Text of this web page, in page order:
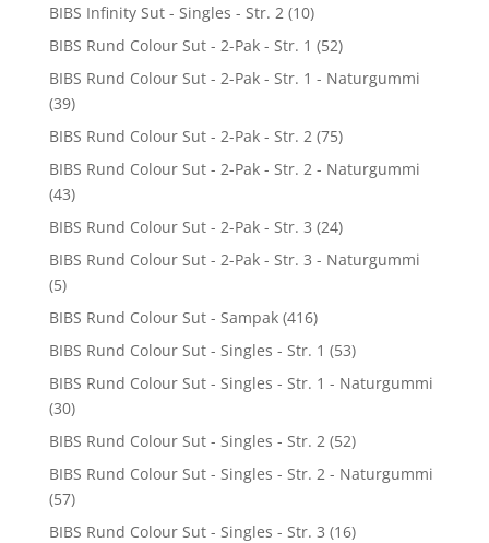
BIBS Infinity Sut - Singles - Str. 2 (10)
BIBS Rund Colour Sut - 2-Pak - Str. 1 (52)
BIBS Rund Colour Sut - 2-Pak - Str. 1 - Naturgummi
(39)
BIBS Rund Colour Sut - 2-Pak - Str. 2 (75)
BIBS Rund Colour Sut - 2-Pak - Str. 2 - Naturgummi
(43)
BIBS Rund Colour Sut - 2-Pak - Str. 3 (24)
BIBS Rund Colour Sut - 2-Pak - Str. 3 - Naturgummi
(5)
BIBS Rund Colour Sut - Sampak (416)
BIBS Rund Colour Sut - Singles - Str. 1 (53)
BIBS Rund Colour Sut - Singles - Str. 1 - Naturgummi
(30)
BIBS Rund Colour Sut - Singles - Str. 2 (52)
BIBS Rund Colour Sut - Singles - Str. 2 - Naturgummi
(57)
BIBS Rund Colour Sut - Singles - Str. 3 (16)